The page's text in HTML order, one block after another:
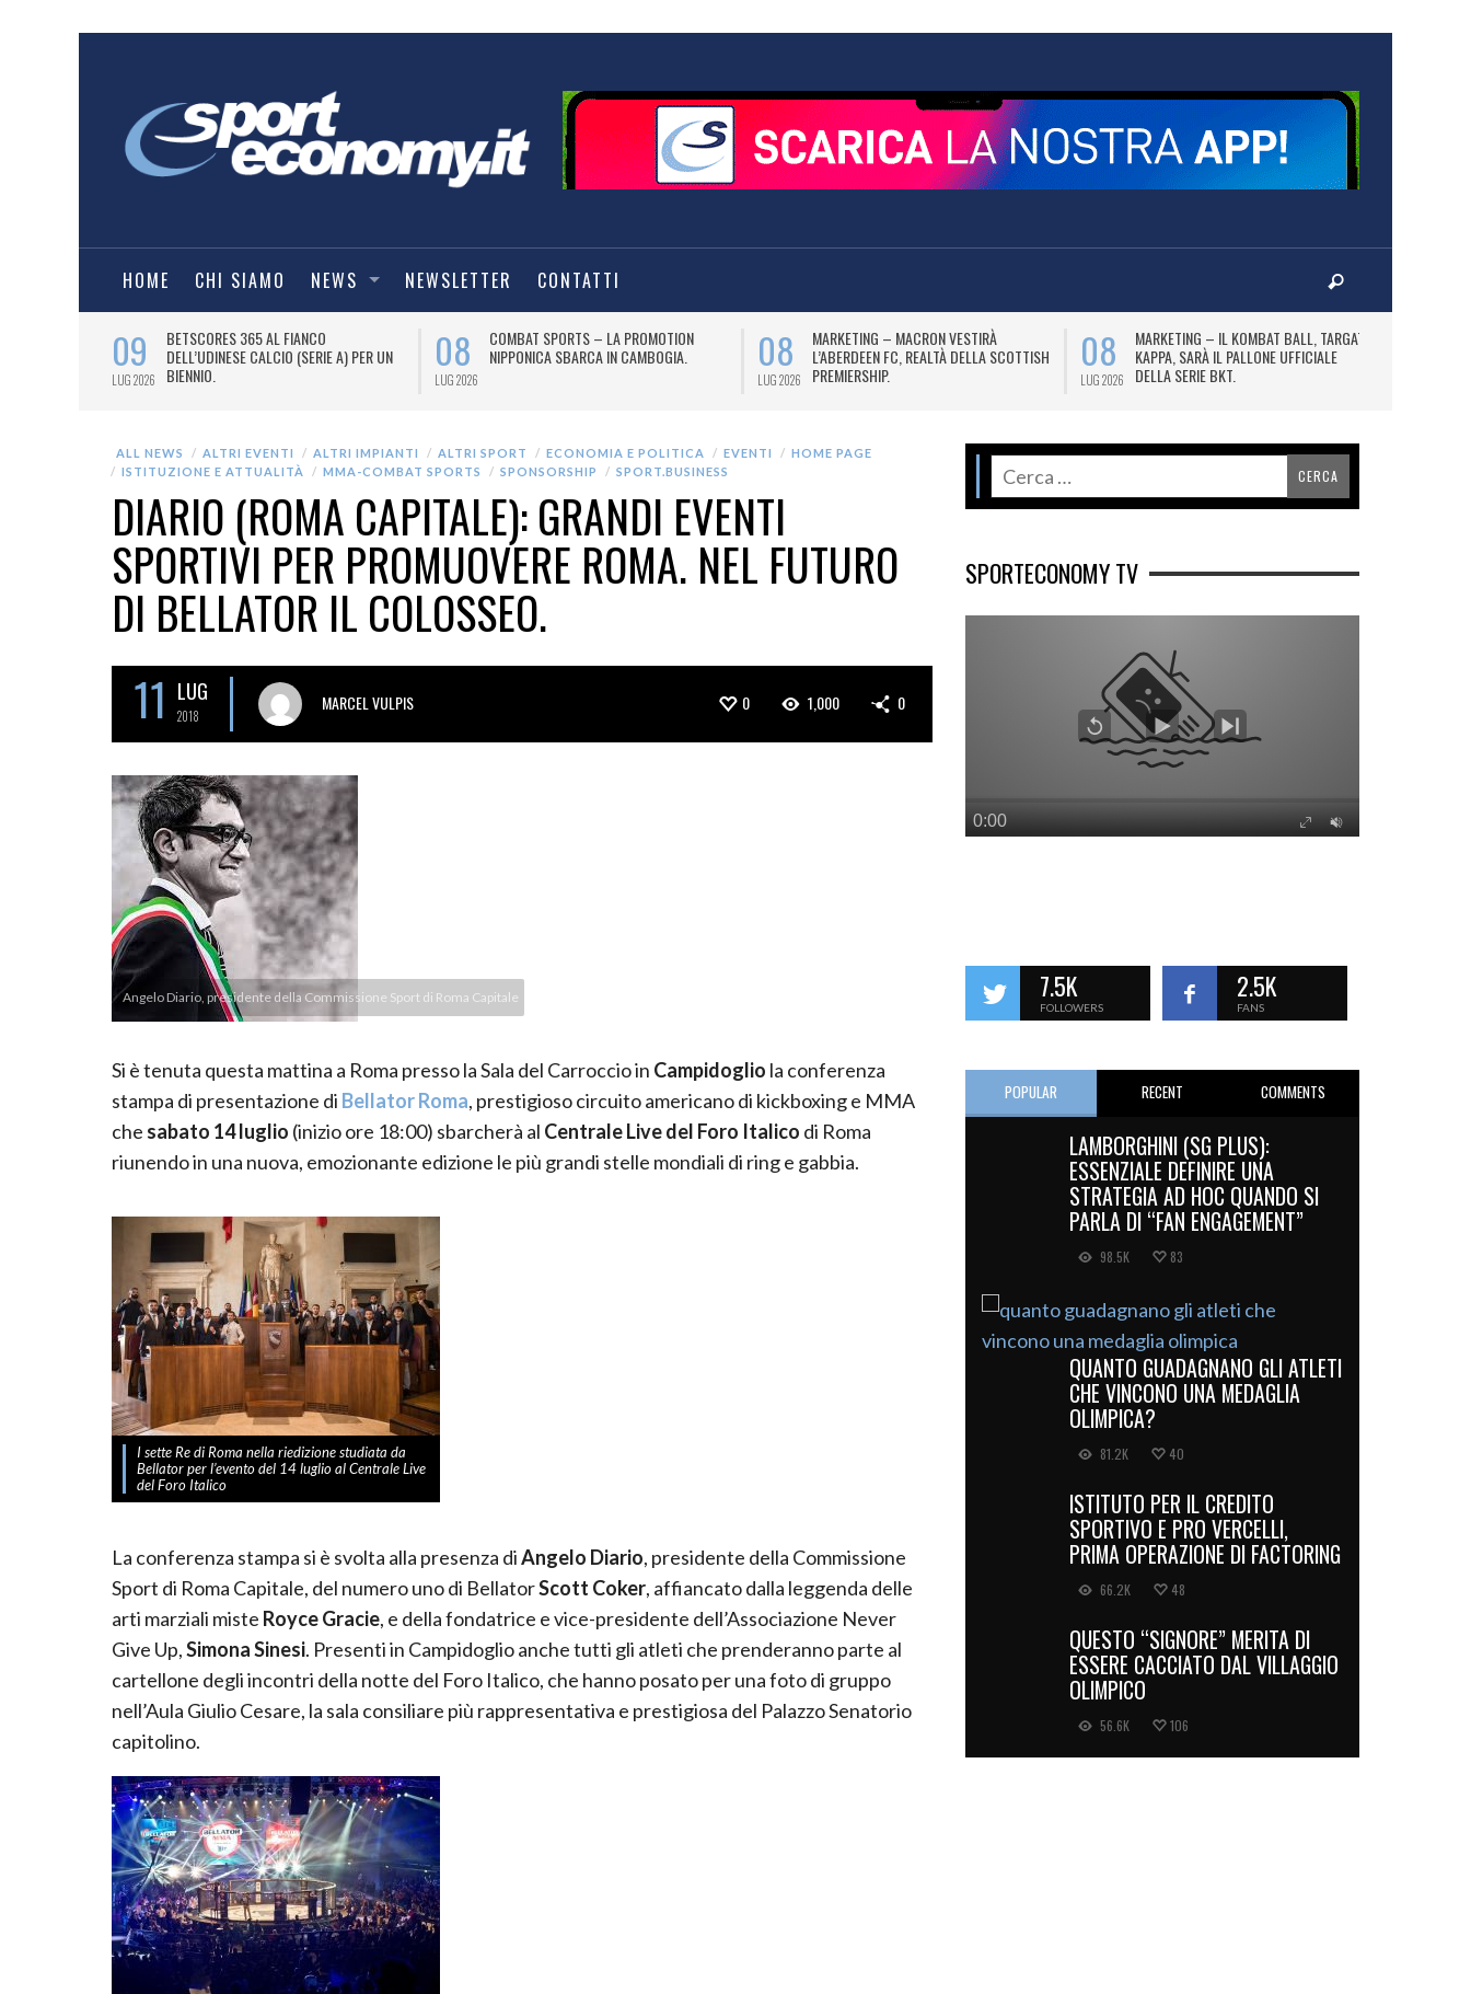
HOME CHI SIAMO NEWS NEWSLETTER CONTATTI
09
LUG 2026
BETSCORES 365 AL FIANCO
DELL’UDINESE CALCIO (SERIE A) PER UN
BIENNIO.
08
LUG 2026
COMBAT SPORTS – LA PROMOTION
NIPPONICA SBARCA IN CAMBOGIA.
08
LUG 2026
MARKETING – MACRON VESTIRÀ
L’ABERDEEN FC, REALTÀ DELLA SCOTTISH
PREMIERSHIP.
08
LUG 2026
MARKETING – IL KOMBAT BALL, TARGATO
KAPPA, SARÀ IL PALLONE UFFICIALE
DELLA SERIE BKT.
ALL NEWS ALTRI EVENTI ALTRI IMPIANTI ALTRI SPORT ECONOMIA E POLITICA EVENTI
HOME PAGE
ISTITUZIONE E ATTUALITÀ
MMA-COMBAT SPORTS SPONSORSHIP SPORT.BUSINESS
DIARIO (ROMA CAPITALE): GRANDI EVENTI
SPORTIVI PER PROMUOVERE ROMA. NEL FUTURO
DI BELLATOR IL COLOSSEO.
11 LUG
2018
MARCEL VULPIS 0 1,000 0
Angelo Diario, presidente della Commissione Sport di Roma Capitale
Si è tenuta questa mattina a Roma presso la Sala del Carroccio in Campidoglio la conferenza
stampa di presentazione di Bellator Roma, prestigioso circuito americano di kickboxing e MMA
che sabato 14 luglio (inizio ore 18:00) sbarcherà al Centrale Live del Foro Italico di Roma
riunendo in una nuova, emozionante edizione le più grandi stelle mondiali di ring e gabbia.
I sette Re di Roma nella riedizione studiata da
Bellator per l’evento del 14 luglio al Centrale Live
del Foro Italico
La conferenza stampa si è svolta alla presenza diAngelo Diario, presidente della Commissione
Sport di Roma Capitale, del numero uno di BellatorScott Coker, affiancato dalla leggenda delle
arti marziali miste Royce Gracie, e della fondatrice e vice-presidente dell’Associazione Never
Give Up,Simona Sinesi. Presenti in Campidoglio anche tutti gli atleti che prenderanno parte al
cartellone degli incontri della notte del Foro Italico, che hanno posato per una foto di gruppo
nell’Aula Giulio Cesare, la sala consiliare più rappresentativa e prestigiosa del Palazzo Senatorio
capitolino.
SPORTECONOMY TV
7.5K
FOLLOWERS
2.5K
FANS
POPULAR RECENT COMMENTS
LAMBORGHINI (SG PLUS):
ESSENZIALE DEFINIRE UNA
STRATEGIA AD HOC QUANDO SI
PARLA DI “FAN ENGAGEMENT”
98.5K 83
QUANTO GUADAGNANO GLI ATLETI
CHE VINCONO UNA MEDAGLIA
OLIMPICA?
81.2K 40
ISTITUTO PER IL CREDITO
SPORTIVO E PRO VERCELLI,
PRIMA OPERAZIONE DI FACTORING
66.2K 48
QUESTO “SIGNORE” MERITA DI
ESSERE CACCIATO DAL VILLAGGIO
OLIMPICO
56.6K 106